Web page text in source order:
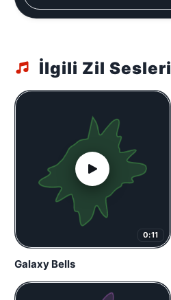
İlgili Zil Sesleri
0:11
Galaxy Bells